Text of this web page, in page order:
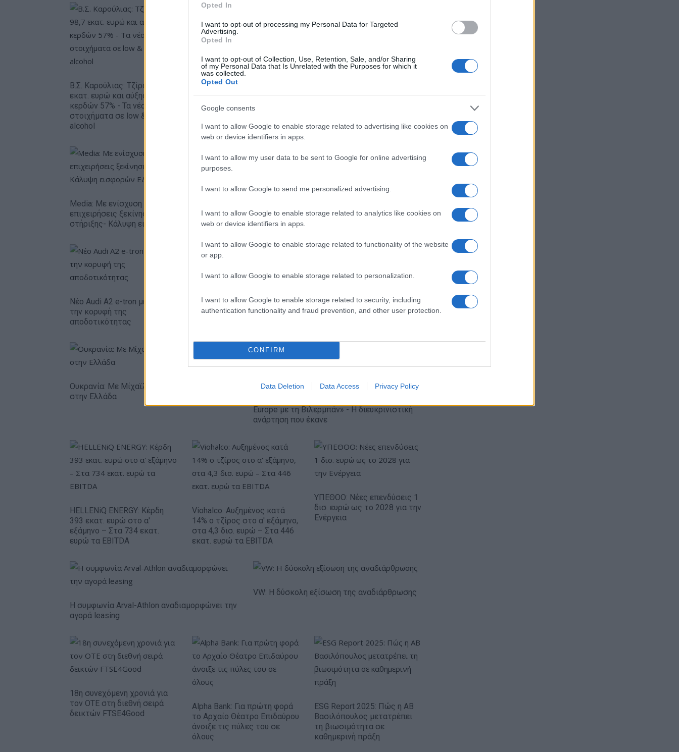
Opted In
I want to opt-out of processing my Personal Data for Targeted
Advertising.
Opted In
I want to opt-out of Collection, Use, Retention, Sale, and/or Sharing
of my Personal Data that Is Unrelated with the Purposes for which it
was collected.
Opted Out
Google consents
I want to allow Google to enable storage related to advertising like cookies on
web or device identifiers in apps.
I want to allow my user data to be sent to Google for online advertising
purposes.
I want to allow Google to send me personalized advertising.
I want to allow Google to enable storage related to analytics like cookies on
web or device identifiers in apps.
I want to allow Google to enable storage related to functionality of the website
or app.
I want to allow Google to enable storage related to personalization.
I want to allow Google to enable storage related to security, including
authentication functionality and fraud prevention, and other user protection.
CONFIRM
Data Deletion Data Access Privacy Policy
Β.Σ. Καρούλιας: Τζίρος 98,7
εκατ. ευρώ και αύξηση
κερδών 57% - Τα νέα
στοιχήματα σε low & non
alcohol
Metlen: Ρεκόρ EBITDA στο α'
εξάμηνο, στα 550 εκατ. ευρώ
– Καθαρά κέρδη 313 εκατ.
ευρώ σε 843 μέσα
ενίσχυσης του Τύπου
Media: Με ενίσχυση 8 εκατ. ευρώ σε 451
επιχειρήσεις ξεκίνησε το πρόγραμμα
στήριξης- Κάλυψη εισφορών ΕΔΟΕΑΠ
Διοικητικό Συμβούλιο - Πρόεδρος ο Γαληνός
Γιαγλής
Νέο Audi A2 e-tron με στόχο
την κορυφή της
αποδοτικότητας
δολάρια στην KG Mobility
18.990 ευρώ
Ουκρανία: Με Μίχαϊλιουκ και Λεν κόντρα
στην Ελλάδα
Europe με τη Βιλερμπάν» - Η διευκρινιστική
ανάρτηση που έκανε
HELLENiQ ENERGY: Κέρδη
393 εκατ. ευρώ στο α'
εξάμηνο – Στα 734 εκατ.
ευρώ τα EBITDA
Viohalco: Αυξημένος κατά
14% ο τζίρος στο α' εξάμηνο,
στα 4,3 δισ. ευρώ – Στα 446
εκατ. ευρώ τα EBITDA
ΥΠΕΘΟΟ: Νέες επενδύσεις 1
δισ. ευρώ ως το 2028 για την
Ενέργεια
Η συμφωνία Arval-Athlon αναδιαμορφώνει την
αγορά leasing
VW: Η δύσκολη εξίσωση της αναδιάρθρωσης
18η συνεχόμενη χρονιά για
τον ΟΤΕ στη διεθνή σειρά
δεικτών FTSE4Good
Alpha Bank: Για πρώτη φορά
το Αρχαίο Θέατρο Επιδαύρου
άνοιξε τις πύλες του σε
όλους
ESG Report 2025: Πώς η ΑΒ
Βασιλόπουλος μετατρέπει
τη βιωσιμότητα σε
καθημερινή πράξη